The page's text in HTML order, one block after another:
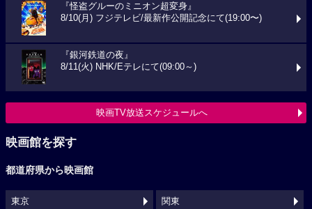
『怪盗グルーのミニオン超変身』
8/10(月) フジテレビ/最新作公開記念にて(19:00〜)
『銀河鉄道の夜』
8/11(火) NHK/Eテレにて(09:00～)
映画TV放送スケジュールへ
映画館を探す
都道府県から映画館
東京 関東